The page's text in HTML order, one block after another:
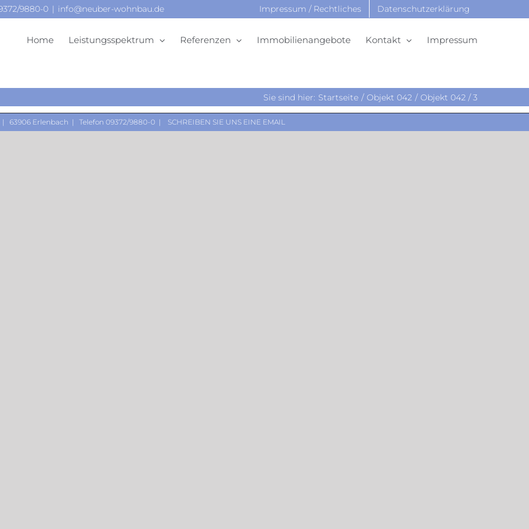
9880-0 | info@neuber-wohnbau.de Impressum / Rechtliches Datenschutzerklärung
Home Leistungsspektrum Referenzen Immobilienangebote Kontakt Impressum
Sie sind hier: Startseite Objekt 042 Objekt 042 / 3
63906 Erlenbach | Telefon 09372/9880-0 | SCHREIBEN SIE UNS EINE EMAIL